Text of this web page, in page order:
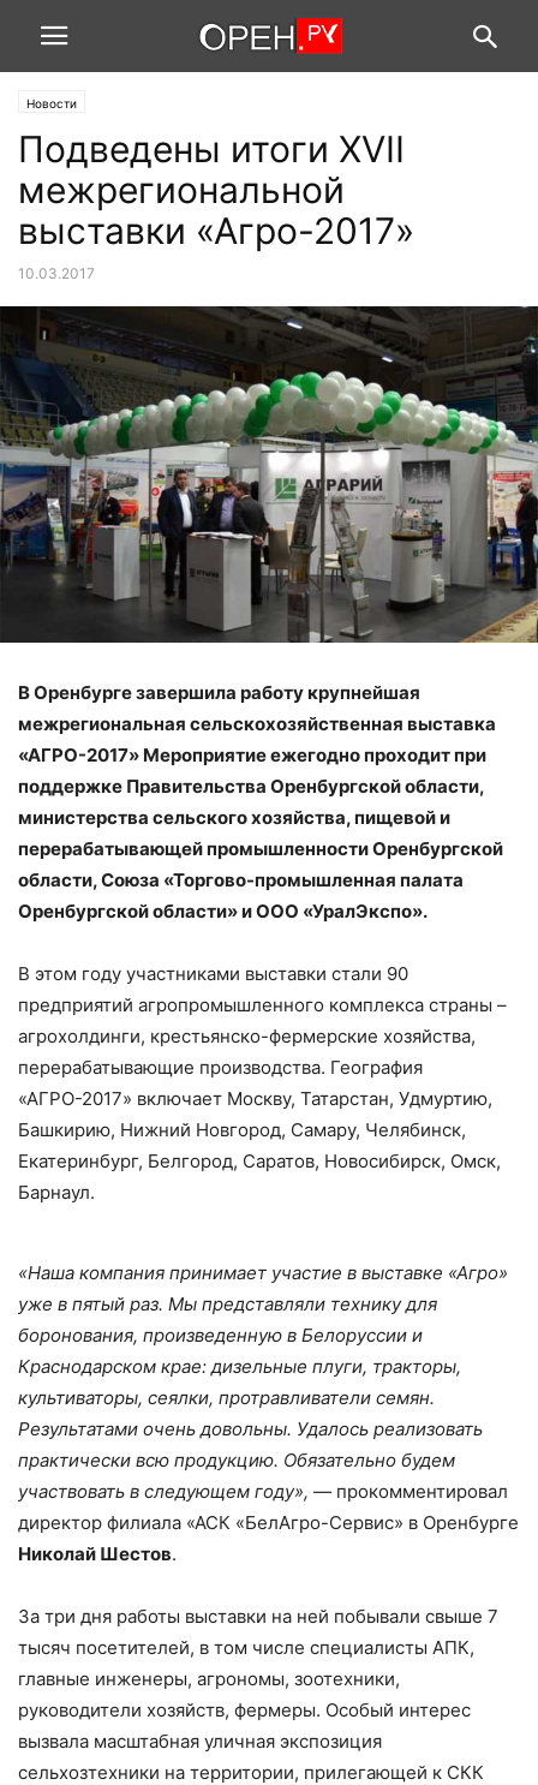
Новости
Подведены итоги XVII
межрегиональной
выставки «Агро-2017»
10.03.2017
В Оренбурге завершила работу крупнейшая
межрегиональная сельскохозяйственная выставка
«АГРО-2017» Мероприятие ежегодно проходит при
поддержке Правительства Оренбургской области,
министерства сельского хозяйства, пищевой и
перерабатывающей промышленности Оренбургской
области, Союза «Торгово-промышленная палата
Оренбургской области» и ООО «УралЭкспо».
В этом году участниками выставки стали 90
предприятий агропромышленного комплекса страны –
агрохолдинги, крестьянско-фермерские хозяйства,
перерабатывающие производства. География
«АГРО-2017» включает Москву, Татарстан, Удмуртию,
Башкирию, Нижний Новгород, Самару, Челябинск,
Екатеринбург, Белгород, Саратов, Новосибирск, Омск,
Барнаул.
«Наша компания принимает участие в выставке «Агро»
уже в пятый раз. Мы представляли технику для
боронования, произведенную в Белоруссии и
Краснодарском крае: дизельные плуги, тракторы,
культиваторы, сеялки, протравливатели семян.
Результатами очень довольны. Удалось реализовать
практически всю продукцию. Обязательно будем
участвовать в следующем году», — прокомментировал
директор филиала «АСК «БелАгро-Сервис» в Оренбурге
Николай Шестов.
За три дня работы выставки на ней побывали свыше 7
тысяч посетителей, в том числе специалисты АПК,
главные инженеры, агрономы, зоотехники,
руководители хозяйств, фермеры. Особый интерес
вызвала масштабная уличная экспозиция
сельхозтехники на территории, прилегающей к СКК